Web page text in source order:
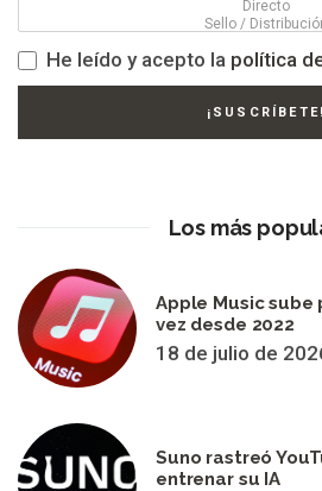
He leído y acepto la política
Los más
Apple Music sube
vez desde 2022
18 de julio de
Suno rastreó
entrenar su IA